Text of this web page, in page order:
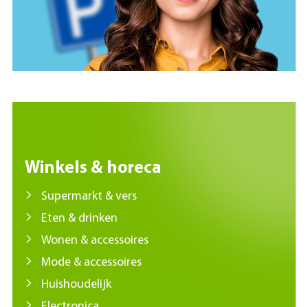
Winkels & horeca
Supermarkt & vers
Eten & drinken
Wonen & accessoires
Mode & accessoires
Huishoudelijk